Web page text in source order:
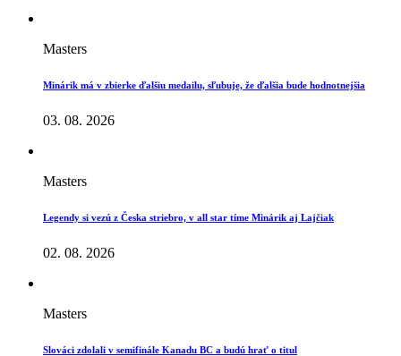
Masters
Minárik má v zbierke ďalšiu medailu, sľubuje, že ďalšia bude hodnotnejšia
03. 08. 2026
Masters
Legendy si vezú z Česka striebro, v all star tíme Minárik aj Lajčiak
02. 08. 2026
Masters
Slováci zdolali v semifinále Kanadu BC a budú hrať o titul